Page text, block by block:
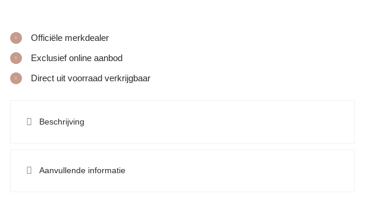
Officiële merkdealer
Exclusief online aanbod
Direct uit voorraad verkrijgbaar
Beschrijving
Aanvullende informatie